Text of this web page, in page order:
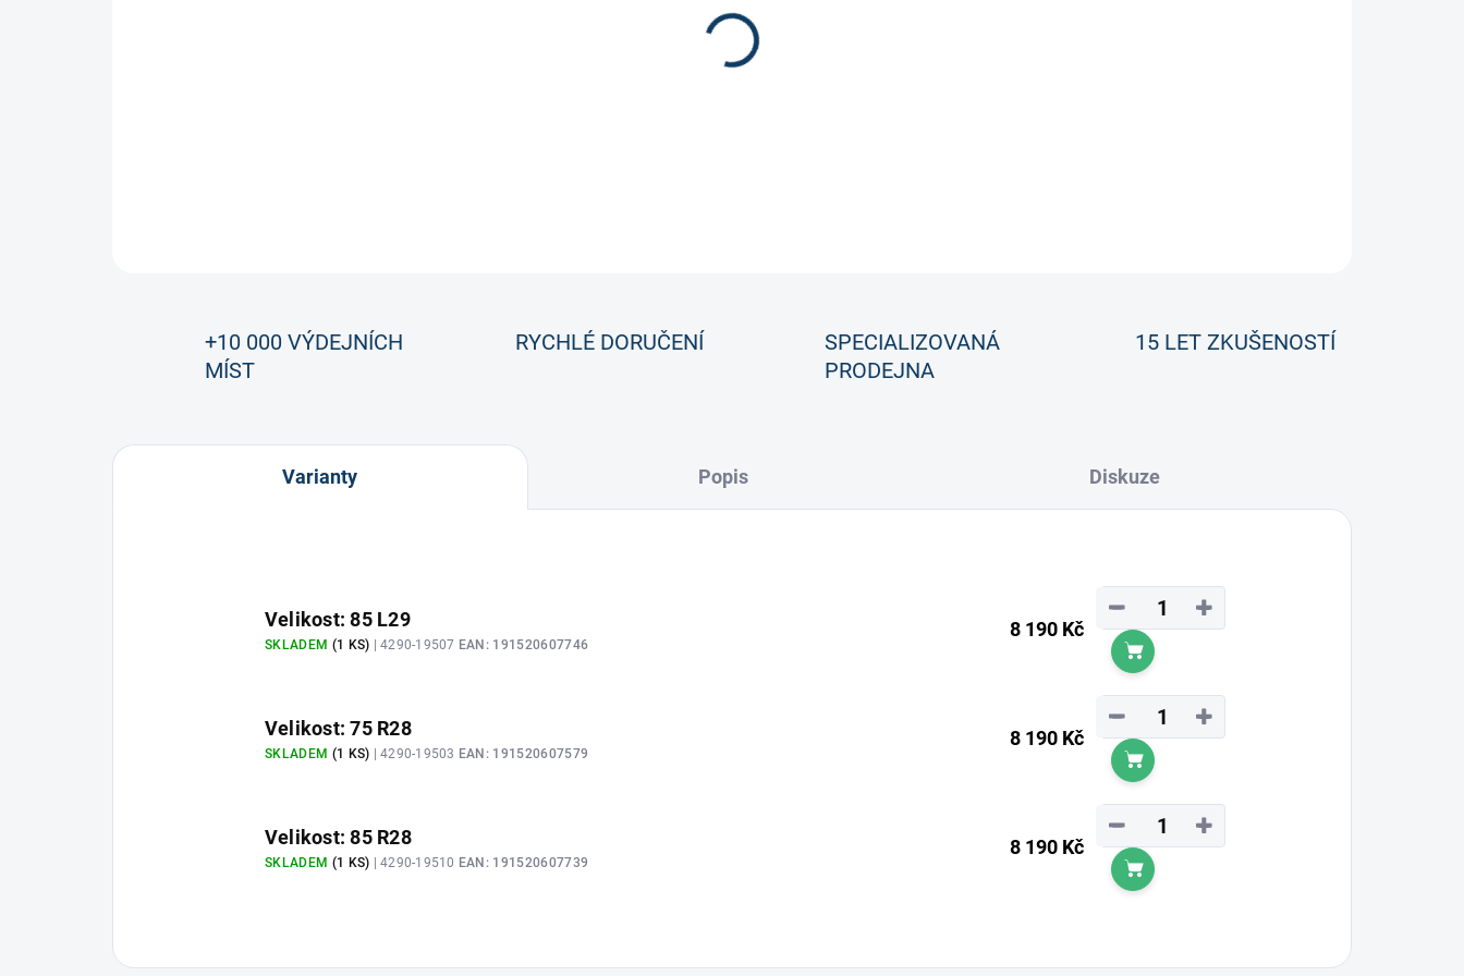
Nová CCM Trigger v nejvyšším modelu.
+10 000 VÝDEJNÍCH
MÍST
RYCHLÉ DORUČENÍ
SPECIALIZOVANÁ
PRODEJNA
15 LET ZKUŠENOSTÍ
Varianty Popis Diskuze
Velikost: 85 L29
SKLADEM (1 KS) | 4290-19507 EAN: 191520607746
8 190 Kč
+
−
Do košíku
Velikost: 75 R28
SKLADEM (1 KS) | 4290-19503 EAN: 191520607579
8 190 Kč
+
−
Do košíku
Velikost: 85 R28
SKLADEM (1 KS) | 4290-19510 EAN: 191520607739
8 190 Kč
+
−
Do košíku